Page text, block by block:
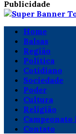
Publicidade
Home
Balsas
Região
Política
Cotidiano
Sociedade
Poder
Cultura
Religião
Contato